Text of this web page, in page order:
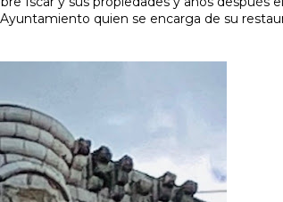
quien se encarga de su